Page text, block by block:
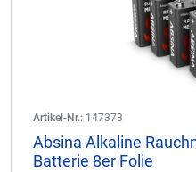
Artikel-Nr.: 147373
Absina Alkaline
Batterie 8er Folie